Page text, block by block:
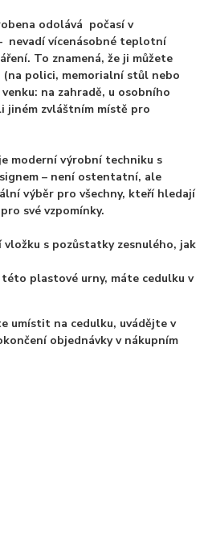
odolává počasí v
nevadí vícenásobné teplotní
To znamená, že ji můžete
polici, memorialní stůl nebo
na zahradě, u osobního
jiném zvláštním místě pro
moderní výrobní techniku s
– není ostentatní, ale
výběr pro všechny, kteří hledají
své vzpomínky.
s pozůstatky zesnulého, jak
plastové urny, máte cedulku v
umístit na cedulku, uvádějte v
objednávky v nákupním